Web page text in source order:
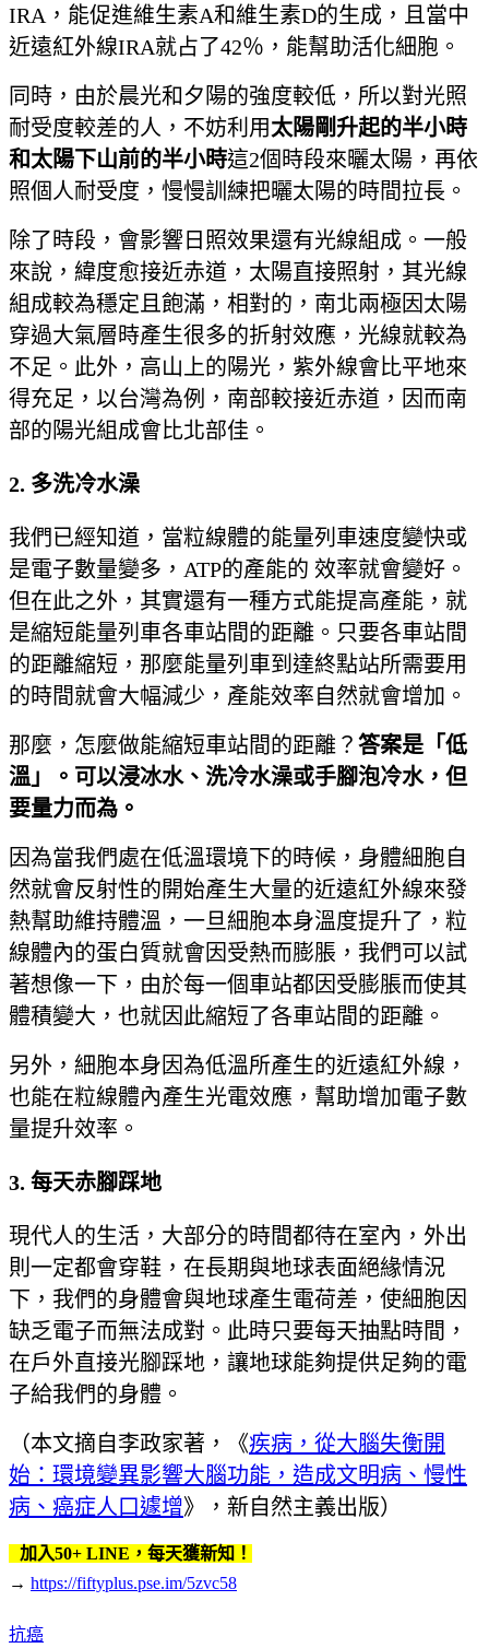
IRA，能促進維生素A和維生素D的生成，且當中
近遠紅外線IRA就占了42％，能幫助活化細胞。
同時，由於晨光和夕陽的強度較低，所以對光照
耐受度較差的人，不妨利用太陽剛升起的半小時
和太陽下山前的半小時這2個時段來曬太陽，再依
照個人耐受度，慢慢訓練把曬太陽的時間拉長。
除了時段，會影響日照效果還有光線組成。一般
來說，緯度愈接近赤道，太陽直接照射，其光線
組成較為穩定且飽滿，相對的，南北兩極因太陽
穿過大氣層時產生很多的折射效應，光線就較為
不足。此外，高山上的陽光，紫外線會比平地來
得充足，以台灣為例，南部較接近赤道，因而南
部的陽光組成會比北部佳。
2. 多洗冷水澡
我們已經知道，當粒線體的能量列車速度變快或
是電子數量變多，ATP的產能的 效率就會變好。
但在此之外，其實還有一種方式能提高產能，就
是縮短能量列車各車站間的距離。只要各車站間
的距離縮短，那麼能量列車到達終點站所需要用
的時間就會大幅減少，產能效率自然就會增加。
那麼，怎麼做能縮短車站間的距離？ 答案是「低
溫」。可以浸冰水、洗冷水澡或手腳泡冷水，但
要量力而為。
因為當我們處在低溫環境下的時候，身體細胞自
然就會反射性的開始產生大量的近遠紅外線來發
熱幫助維持體溫，一旦細胞本身溫度提升了，粒
線體內的蛋白質就會因受熱而膨脹，我們可以試
著想像一下，由於每一個車站都因受膨脹而使其
體積變大，也就因此縮短了各車站間的距離。
另外，細胞本身因為低溫所產生的近遠紅外線，
也能在粒線體內產生光電效應，幫助增加電子數
量提升效率。
3. 每天赤腳踩地
現代人的生活，大部分的時間都待在室內，外出
則一定都會穿鞋，在長期與地球表面絕緣情況
下，我們的身體會與地球產生電荷差，使細胞因
缺乏電子而無法成對。此時只要每天抽點時間，
在戶外直接光腳踩地，讓地球能夠提供足夠的電
子給我們的身體。
（本文摘自李政家著，《疾病，從大腦失衡開
始：環境變異影響大腦功能，造成文明病、慢性
病、癌症人口遽增》，新自然主義出版）
加入50+ LINE，每天獲新知！
→ https://fiftyplus.pse.im/5zvc58
抗癌